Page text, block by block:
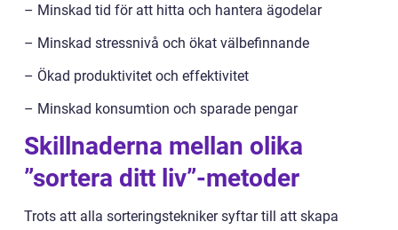
– Minskad tid för att hitta och hantera ägodelar
– Minskad stressnivå och ökat välbefinnande
– Ökad produktivitet och effektivitet
– Minskad konsumtion och sparade pengar
Skillnaderna mellan olika
”sortera ditt liv”-metoder
Trots att alla sorteringstekniker syftar till att skapa